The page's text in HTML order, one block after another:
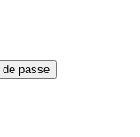
passe